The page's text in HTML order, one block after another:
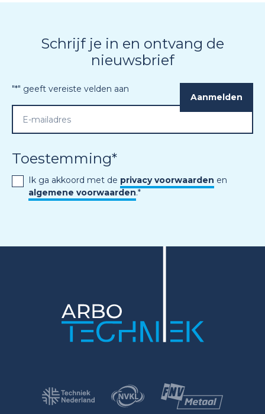
Schrijf je in en ontvang de
nieuwsbrief
"*" geeft vereiste velden aan
Toestemming*
Ik ga akkoord met de privacy voorwaarden en
algemene voorwaarden.*